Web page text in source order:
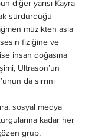
diğer yarısı Kayra
sürdürdüğü
müzikten asla
fiziğine ve
insan doğasına
Ultrason’un
da sırrını
sosyal medya
kadar her
grup,